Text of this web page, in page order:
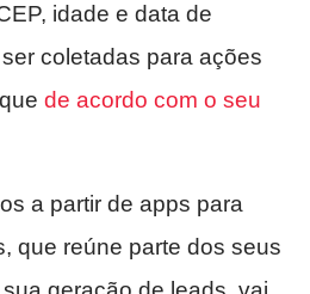
idade e data de
coletadas para ações
de acordo com o seu
a partir de apps para
que reúne parte dos seus